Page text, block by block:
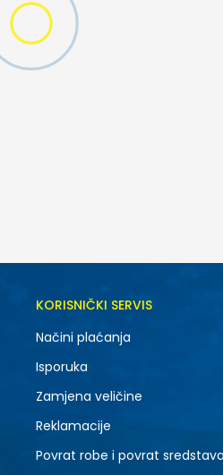
KORISNIČKI SERVIS
Načini plaćanja
Isporuka
Zamjena veličine
Reklamacije
Povrat robe i povrat sredstava